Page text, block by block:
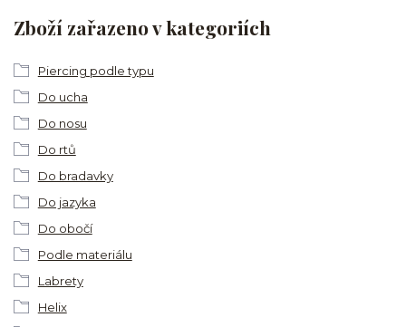
Zboží zařazeno v kategoriích
Piercing podle typu
Do ucha
Do nosu
Do rtů
Do bradavky
Do jazyka
Do obočí
Podle materiálu
Labrety
Helix